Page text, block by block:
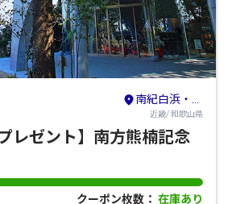
南紀白浜・龍神・熊野古道・新宮
近畿/ 和歌山県
レゼント】南方熊楠記念
クーポン枚数： 在庫あり